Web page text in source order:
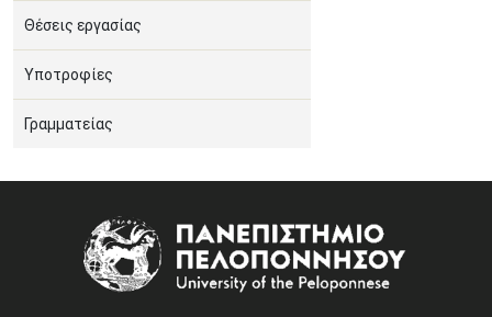
Θέσεις εργασίας
Υποτροφίες
Γραμματείας